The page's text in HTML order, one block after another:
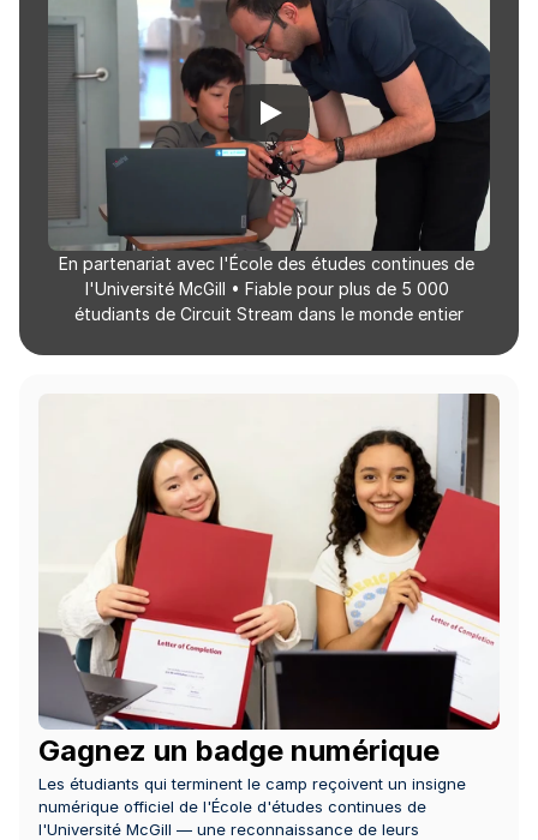
En partenariat avec l'École des études continues de
l'Université McGill • Fiable pour plus de 5 000
étudiants de Circuit Stream dans le monde entier
Gagnez un badge numérique
Les étudiants qui terminent le camp reçoivent un insigne
numérique officiel de l'École d'études continues de
l'Université McGill — une reconnaissance de leurs